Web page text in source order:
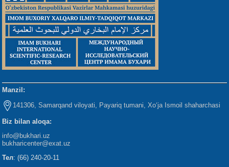
Manzil:
141306, Samarqand viloyati, Payariq tumani, Xo‘ja Ismoil shaharchasi
Biz bilan aloqa:
info@bukhari.uz
bukharicenter@exat.uz
Тел: (66) 240-20-11